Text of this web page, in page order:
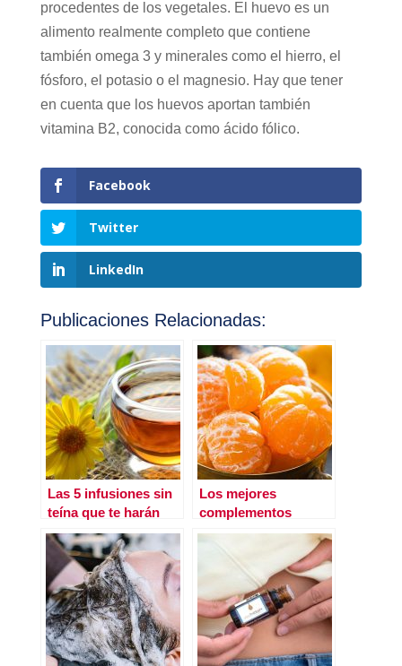
procedentes de los vegetales. El huevo es un
alimento realmente completo que contiene
también omega 3 y minerales como el hierro, el
fósforo, el potasio o el magnesio. Hay que tener
en cuenta que los huevos aportan también
vitamina B2, conocida como ácido fólico.
Facebook
Twitter
LinkedIn
Publicaciones Relacionadas:
Las 5 infusiones sin
teína que te harán
sentir mejor
Los mejores
complementos
naturales contra los
virus